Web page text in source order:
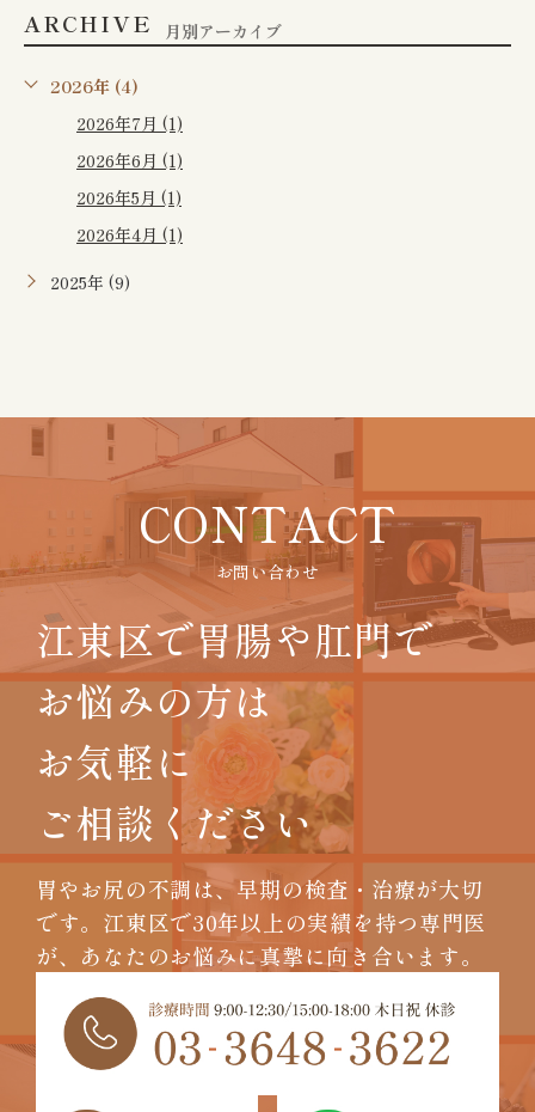
ARCHIVE 月別アーカイブ
2026年 (4)
2026年7月 (1)
2026年6月 (1)
2026年5月 (1)
2026年4月 (1)
2025年 (9)
CONTACT
お問い合わせ
江東区で胃腸や肛門で
お悩みの方は
お気軽に
ご相談ください
胃やお尻の不調は、早期の検査・治療が大切
です。 江東区で30年以上の実績を持つ専門医
が、 あなたのお悩みに真摯に向き合います。